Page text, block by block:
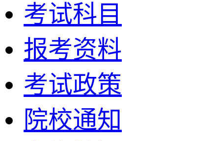
考试科目
报考资料
考试政策
院校通知